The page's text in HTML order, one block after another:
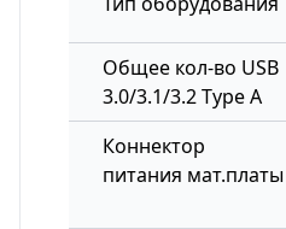
Общее кол-во USB
3.0/3.1/3.2 Type A
Коннектор
питания мат.платы